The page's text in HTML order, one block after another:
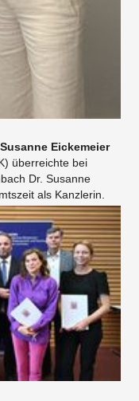
Eickemeier
überreichte bei
Dr. Susanne
als Kanzlerin.